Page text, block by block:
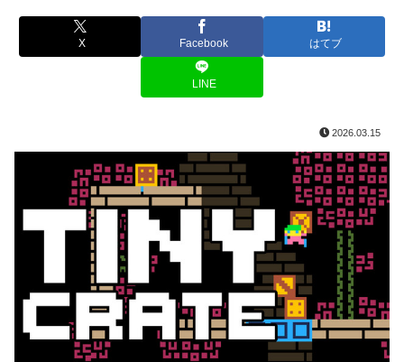
X Facebook はてブ
LINE
2026.03.15